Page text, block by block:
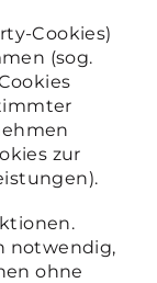
Cookies)
(sog.
zur
notwendig,
ohne